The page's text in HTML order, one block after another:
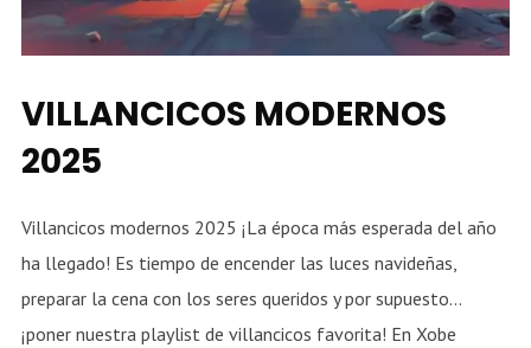
VILLANCICOS MODERNOS
2025
Villancicos modernos 2025 ¡La época más esperada del año
ha llegado! Es tiempo de encender las luces navideñas,
preparar la cena con los seres queridos y por supuesto...
¡poner nuestra playlist de villancicos favorita! En Xobe